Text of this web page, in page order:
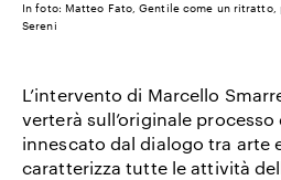
In foto: Matteo Fato, Gentile come un ritratto,
Sereni
L’intervento di Marcello
verterà sull’originale
innescato dal dialogo tra arte
caratterizza tutte le attività